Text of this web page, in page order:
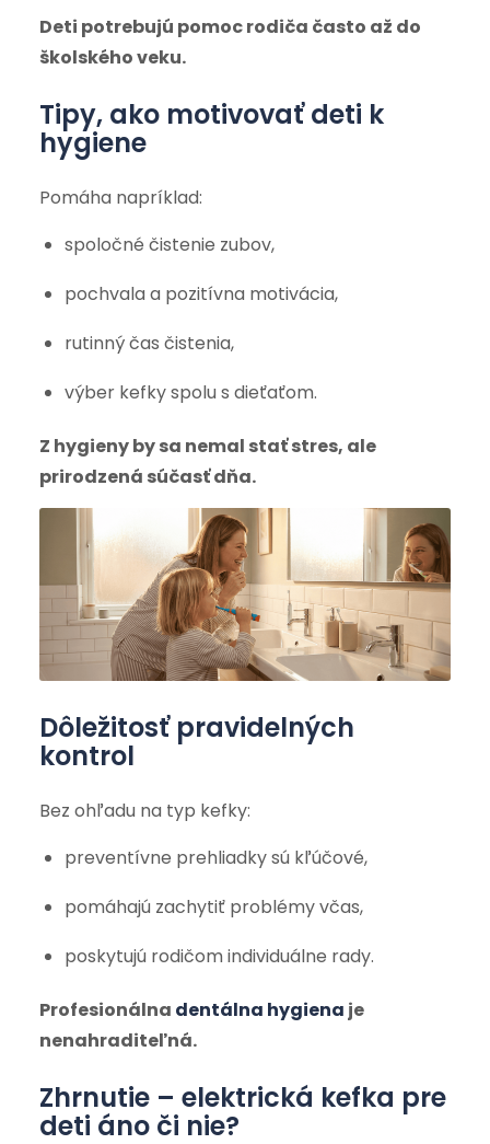
Deti potrebujú pomoc rodiča často až do
školského veku.
Tipy, ako motivovať deti k
hygiene
Pomáha napríklad:
spoločné čistenie zubov,
pochvala a pozitívna motivácia,
rutinný čas čistenia,
výber kefky spolu s dieťaťom.
Z hygieny by sa nemal stať stres, ale
prirodzená súčasť dňa.
Dôležitosť pravidelných
kontrol
Bez ohľadu na typ kefky:
preventívne prehliadky sú kľúčové,
pomáhajú zachytiť problémy včas,
poskytujú rodičom individuálne rady.
Profesionálna dentálna hygiena je
nenahraditeľná.
Zhrnutie – elektrická kefka pre
deti áno či nie?